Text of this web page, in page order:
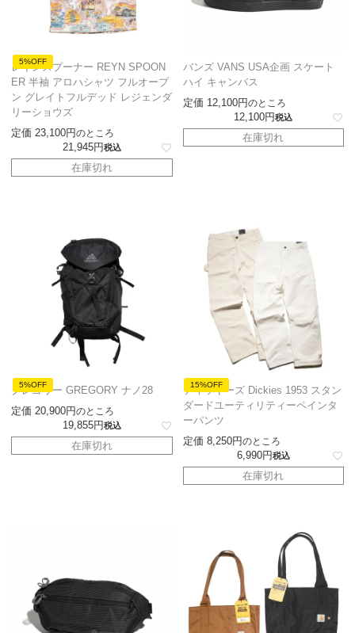
5%OFF
レインスプーナー REYN SPOON
ER 半袖 アロハシャツ フルオープ
ン グレイトフルデッド レジェンダ
リーショウズ
定価 23,100 のところ
21,945 税込
在庫切れ
バンズ VANS USA企画 スケート
ハイ キャンバス
定価 12,100 のところ
12,100 税込
在庫切れ
5%OFF
グレゴリー GREGORY ナノ28
定価 20,900 のところ
19,855 税込
在庫切れ
15%OFF
ディッキーズ Dickies 1953 スタン
ダードユーティリティーペインタ
ーパンツ
定価 8,250 のところ
6,990 税込
在庫切れ